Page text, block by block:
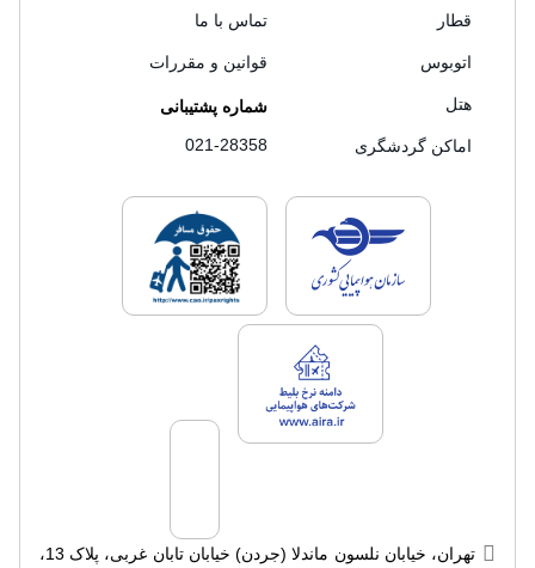
قطار
اتوبوس
هتل
اماکن گردشگری
تماس با ما
قوانین و مقررات
شماره پشتیبانی
021-28358
لایسنس های فروش سفرتاپلایسنس های
لایسنس های فروش سفرتاپ
تهران، خیابان نلسون ماندلا (جردن) خیابان تابان غربی، پلاک 13،